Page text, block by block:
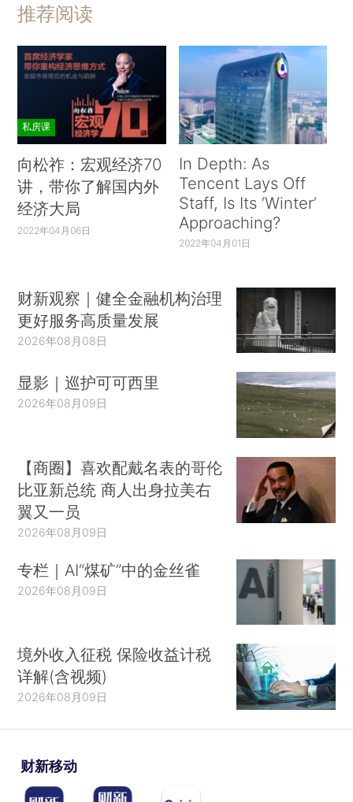
推荐阅读
私房课
向松祚：宏观经济70
讲，带你了解国内外
经济大局
2022年04月06日
In Depth: As
Tencent Lays Off
Staff, Is Its ‘Winter’
Approaching?
2022年04月01日
财新观察｜健全金融机构治理
更好服务高质量发展
2026年08月08日
显影｜巡护可可西里
2026年08月09日
【商圈】喜欢配戴名表的哥伦
比亚新总统 商人出身拉美右
翼又一员
2026年08月09日
专栏｜AI“煤矿”中的金丝雀
2026年08月09日
境外收入征税 保险收益计税
详解(含视频)
2026年08月09日
财新移动